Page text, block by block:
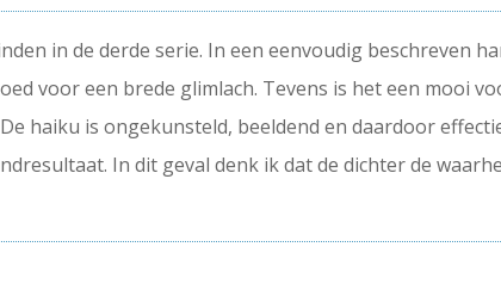
in de derde serie. In een eenvoudig beschreven
voor een brede glimlach. Tevens is het een mooi
haiku is ongekunsteld, beeldend en daardoor
In dit geval denk ik dat de dichter de